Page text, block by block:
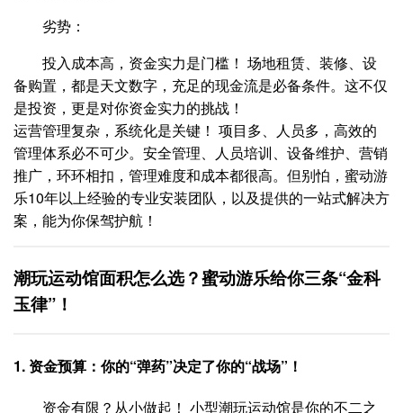
劣势：
投入成本高，资金实力是门槛！ 场地租赁、装修、设
备购置，都是天文数字，充足的现金流是必备条件。这不仅
是投资，更是对你资金实力的挑战！
运营管理复杂，系统化是关键！ 项目多、人员多，高效的
管理体系必不可少。安全管理、人员培训、设备维护、营销
推广，环环相扣，管理难度和成本都很高。但别怕，蜜动游
乐10年以上经验的专业安装团队，以及提供的一站式解决方
案，能为你保驾护航！
潮玩运动馆面积怎么选？蜜动游乐给你三条“金科
玉律”！
1. 资金预算：你的“弹药”决定了你的“战场”！
资金有限？从小做起！ 小型潮玩运动馆是你的不二之